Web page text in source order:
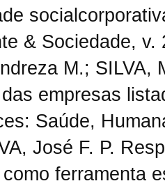
& Sociedade,
M.; SILVA,
empresas
Saúde,
José F. P.
ferramenta